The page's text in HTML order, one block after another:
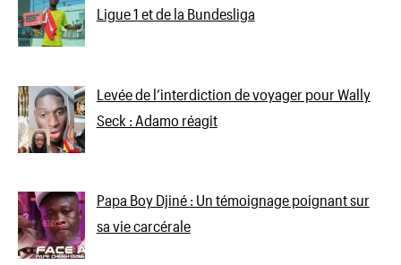
Ligue 1 et de la Bundesliga
Levée de l’interdiction de voyager pour Wally
Seck : Adamo réagit
Papa Boy Djiné : Un témoignage poignant sur
sa vie carcérale